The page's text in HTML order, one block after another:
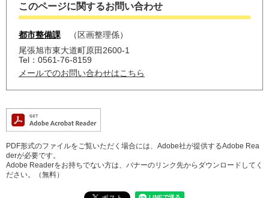
このページに関するお問い合わせ
都市整備課
区画整理係
尾張旭市東大道町原田2600-1
Tel：0561-76-8159
メールでのお問い合わせはこちら
PDF形式のファイルをご覧いただく場合には、Adobe社が提供するAdobe Rea
derが必要です。
Adobe Readerをお持ちでない方は、バナーのリンク先からダウンロードしてく
ださい。（無料）